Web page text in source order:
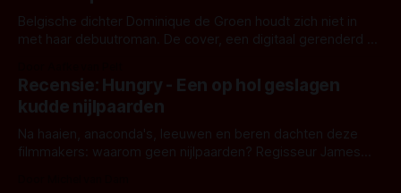
Belgische dichter Dominique de Groen houdt zich niet in
met haar debuutroman. De cover, een digitaal gerenderd en
achtergrond, belooft iets kleurrijks maar onheilspellends,
iets ongrijpbaars. En dat maakt De Groen met ieder woord
waar.
Recensie: Hungry - Een op hol geslagen
kudde nijlpaarden
Na haaien, anaconda's, leeuwen en beren dachten deze
filmmakers: waarom geen nijlpaarden? Regisseur James